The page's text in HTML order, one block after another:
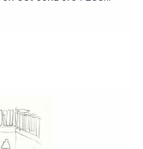
françaiseMusique :
: L'IA au service
: Super
Pocahontas
: Pocahontas
Tu parles
revoir et fin